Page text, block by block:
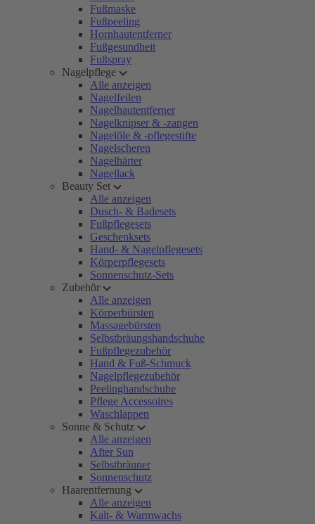
Fußmaske
Fußpeeling
Hornhautentferner
Fußgesundheit
Fußspray
Nagelpflege
Alle anzeigen
Nagelfeilen
Nagelhautentferner
Nagelknipser & -zangen
Nagelöle & -pflegestifte
Nagelscheren
Nagelhärter
Nagellack
Beauty Set
Alle anzeigen
Dusch- & Badesets
Fußpflegesets
Geschenksets
Hand- & Nagelpflegesets
Körperpflegesets
Sonnenschutz-Sets
Zubehör
Alle anzeigen
Körperbürsten
Massagebürsten
Selbstbräungshandschuhe
Fußpflegezubehör
Hand & Fuß-Schmuck
Nagelpflegezubehör
Peelinghandschuhe
Pflege Accessoires
Waschlappen
Sonne & Schutz
Alle anzeigen
After Sun
Selbstbräuner
Sonnenschutz
Haarentfernung
Alle anzeigen
Kalt- & Warmwachs